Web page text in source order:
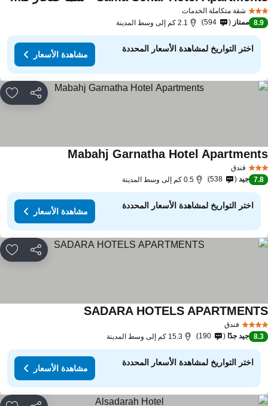
شقة متكاملة الخدمات
الأسعار
8.9 ممتاز 594 2.1 كم إلى وسط المدينة
اختر التواريخ لمشاهدة الأسعار المحددة
مشاهدة الأسعار
مشاركة
فندق
Mabahj Garnatha Hotelمشاهدة الأسعار
7.8 جيد 538 0.5 كم إلى وسط المدينة
اختر التواريخ لمشاهدة الأسعار المحددة
مشاهدة الأسعار
مشاركة
فندق
SADARA HOTELSمشاهدة الأسعار
8.3 جيد جدًا 190 15.3 كم إلى وسط المدينة
اختر التواريخ لمشاهدة الأسعار المحددة
مشاهدة الأسعار